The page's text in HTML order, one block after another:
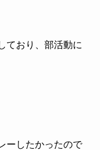
ており、部活動に
ーしたかったので